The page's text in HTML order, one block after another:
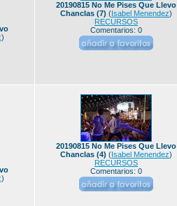
)
20190815 No Me Pises Que Llevo
Chanclas (7) (Isabel Menendez)
RECURSOS
Comentarios: 0
)
20190815 No Me Pises Que Llevo
Chanclas (4) (Isabel Menendez)
RECURSOS
Comentarios: 0